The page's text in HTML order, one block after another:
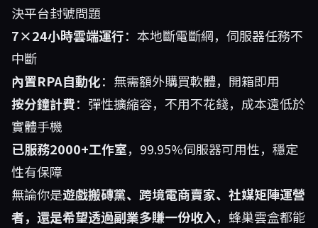
決平台封號問題
7×24小時雲端運行：本地斷電斷網，伺服器任務不
中斷
內置RPA自動化：無需額外購買軟體，開箱即用
按分鐘計費：彈性擴縮容，不用不花錢，成本遠低於
實體手機
已服務2000+工作室，99.95%伺服器可用性，穩定
性有保障
無論你是遊戲搬磚黨、跨境電商賣家、社媒矩陣運營
者，還是希望透過副業多賺一份收入，蜂巢雲盒都能